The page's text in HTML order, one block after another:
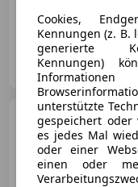
Privat
AT-5360 Sankt Wolfgang
Cookies,
Kennungen (z.
generierte
Kennungen)
unterstützte
gespeichert oder
es jedes Mal
oder einer
einen oder